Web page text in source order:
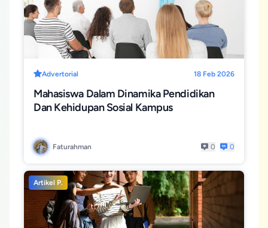
Advertorial 18 Feb 2026
Mahasiswa Dalam Dinamika Pendidikan
Dan Kehidupan Sosial Kampus
Faturahman 0 0
Artikel P.